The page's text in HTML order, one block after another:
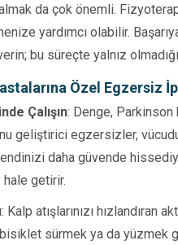
da çok önemli.
yardımcı olabilir.
bu süreçte yalnız
Özel Egzersiz
Çalışın: Denge, Parkinson
geliştirici egzersizler,
daha güvende
getirir.
: Kalp atışlarınızı
bisiklet sürmek ya da